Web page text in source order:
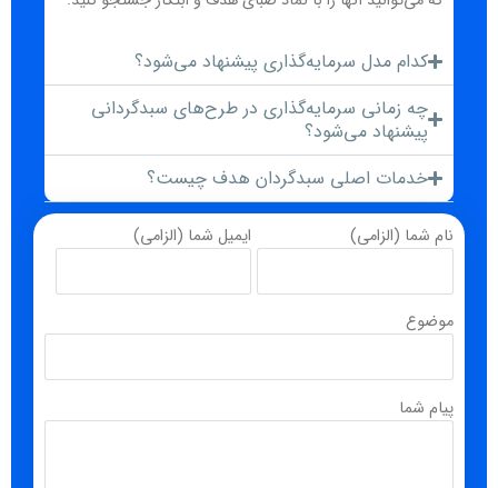
کدام مدل سرمایه‌گذاری پیشنهاد می‌شود؟
چه زمانی سرمایه‌گذاری در طرح‌های سبدگردانی
پیشنهاد می‌شود؟
خدمات اصلی سبدگردان هدف چیست؟
نام شما (الزامی) ایمیل شما (الزامی)
موضوع
پیام شما